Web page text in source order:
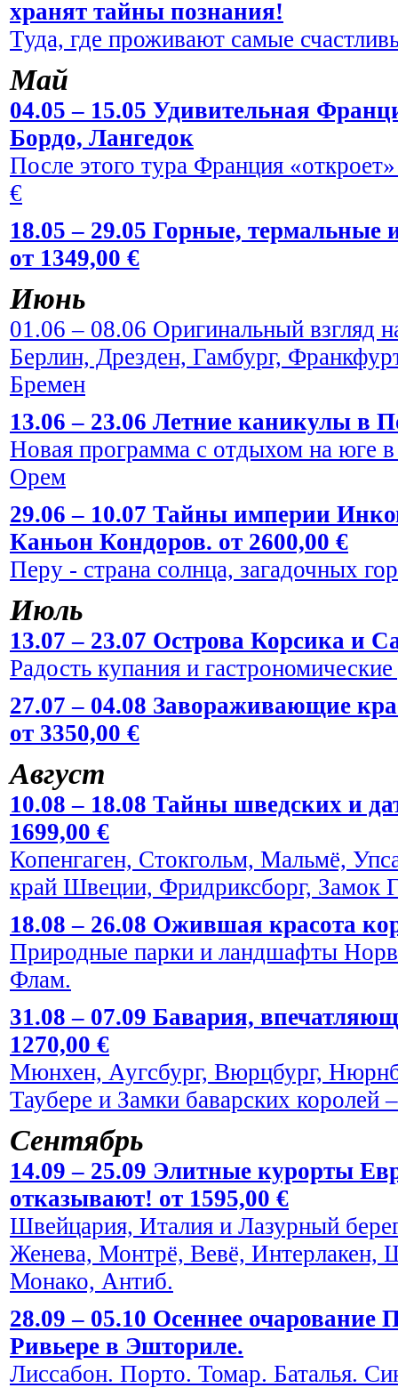
хранят тайны познания!
Туда, где проживают самые
Май
04.05 – 15.05 Удивительная
Бордо, Лангедок
После этого тура Франция
€
18.05 – 29.05 Горные,
от 1349,00 €
Июнь
01.06 – 08.06 Оригинальный взгляд
Берлин, Дрезден, Гамбург,
Бремен
13.06 – 23.06 Летние каникулы в
Новая программа с отдыхом на юге
Орем
29.06 – 10.07 Тайны империи
Каньон Кондоров. от 2600,00 €
Перу - страна солнца, загадочных
Июль
13.07 – 23.07 Острова Корсика и
Радость купания и
27.07 – 04.08 Завораживающие
от 3350,00 €
Август
10.08 – 18.08 Тайны шведских и
1699,00 €
Копенгаген, Стокгольм, Мальмё,
край Швеции, Фридриксборг, Замок
18.08 – 26.08 Ожившая красота
Природные парки и ландшафты
Флам.
31.08 – 07.09 Бавария,
1270,00 €
Мюнхен, Аугсбург, Вюрцбург,
Таубере и Замки баварских
Сентябрь
14.09 – 25.09 Элитные курорты
отказывают! от 1595,00 €
Швейцария, Италия и Лазурный
Женева, Монтрё, Вевё,
Монако, Антиб.
28.09 – 05.10 Осеннее
Ривьере в Эшториле.
Лиссабон. Порто. Томар. Баталья.